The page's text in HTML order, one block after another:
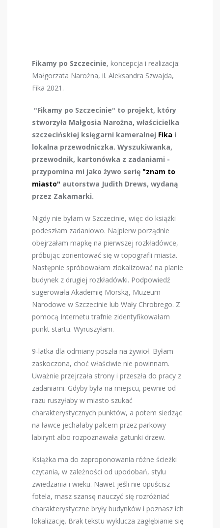
Fikamy po Szczecinie, koncepcja i realizacja:
Małgorzata Narożna, il. Aleksandra Szwajda,
Fika 2021.
"Fikamy po Szczecinie" to projekt, który
stworzyła Małgosia Narożna, właścicielka
szczecińskiej księgarni kameralnej Fika i
lokalna przewodniczka. Wyszukiwanka,
przewodnik, kartonówka z zadaniami -
przypomina mi jako żywo serię "znam to
miasto" autorstwa Judith Drews, wydaną
przez Zakamarki.
Nigdy nie byłam w Szczecinie, więc do książki
podeszłam zadaniowo. Najpierw porządnie
obejrzałam mapkę na pierwszej rozkładówce,
próbując zorientować się w topografii miasta.
Następnie spróbowałam zlokalizować na planie
budynek z drugiej rozkładówki. Podpowiedź
sugerowała Akademię Morską, Muzeum
Narodowe w Szczecinie lub Wały Chrobrego. Z
pomocą Internetu trafnie zidentyfikowałam
punkt startu. Wyruszyłam.
9-latka dla odmiany poszła na żywioł. Byłam
zaskoczona, choć właściwie nie powinnam.
Uważnie przejrzała strony i przeszła do pracy z
zadaniami. Gdyby była na miejscu, pewnie od
razu ruszyłaby w miasto szukać
charakterystycznych punktów, a potem siedząc
na ławce jechałaby palcem przez parkowy
labirynt albo rozpoznawała gatunki drzew.
Książka ma do zaproponowania różne ścieżki
czytania, w zależności od upodobań, stylu
zwiedzania i wieku. Nawet jeśli nie opuścisz
fotela, masz szansę nauczyć się rozróżniać
charakterystyczne bryły budynków i poznasz ich
lokalizację. Brak tekstu wyklucza zagłębianie się